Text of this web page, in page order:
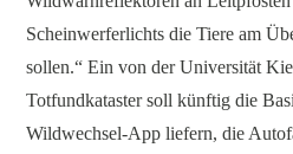
Scheinwerferlichts die Tiere am
sollen.“ Ein von der Universität
Totfundkataster soll künftig die
Wildwechsel-App liefern, die